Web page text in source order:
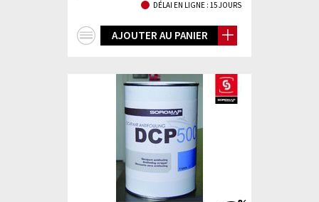
DÉLAI EN LIGNE : 15 JOURS
AJOUTER AU PANIER